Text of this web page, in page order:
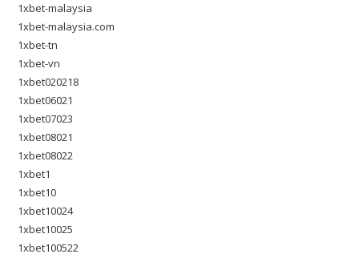
1xbet-malaysia
1xbet-malaysia.com
1xbet-tn
1xbet-vn
1xbet020218
1xbet06021
1xbet07023
1xbet08021
1xbet08022
1xbet1
1xbet10
1xbet10024
1xbet10025
1xbet100522